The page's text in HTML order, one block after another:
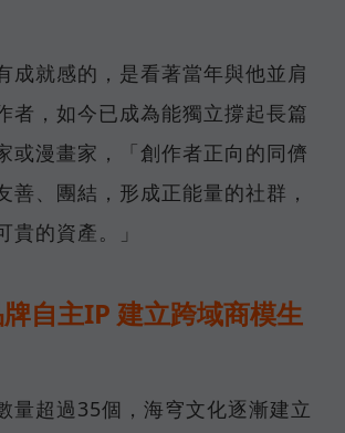
成就感的，是看著當年與他並肩
者，如今已成為能獨立撐起長篇
或漫畫家，「創作者正向的同儕
善、團結，形成正能量的社群，
貴的資產。」
自主IP 建立跨域商模生
量超過35個，海穹文化逐漸建立